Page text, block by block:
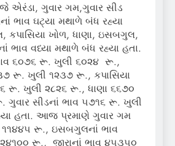
એરંડા, ગુવાર ગમ,ગુવાર સીડ
ભાવ ઘટ્યા મથાળે બંધ રહ્યા
કપાસિયા ખોળ, ધાણા, ઇસબગુલ,
ભાવ વધ્યા મથાળે બંધ રહ્યા હતા.
૬૦૭૬ રૂ. ખુલી ૬૦૨૪ રૂ.,
રૂ. ખુલી ૧૨૩૭ રૂ., કપાસિયા
રૂ. ખુલી ૨૮૨૬ રૂ., ધાણા ૬૬૭૦
સીડનાં ભાવ ૫૭૧૬ રૂ. ખુલી
હતા. આજ પ્રમાણે ગુવાર ગમ
રૂ., ઇસબગુલનાં ભાવ
રૂ., જીરાનાં ભાવ ૪૫૩૫૦